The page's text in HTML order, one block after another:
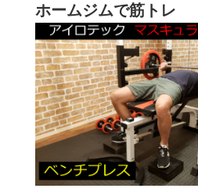
ホームジムで筋トレ